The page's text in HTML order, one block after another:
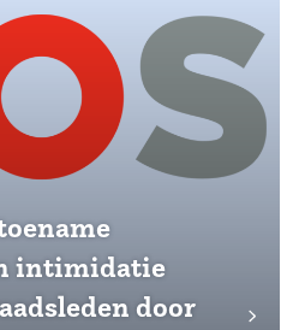
intimidatie
door